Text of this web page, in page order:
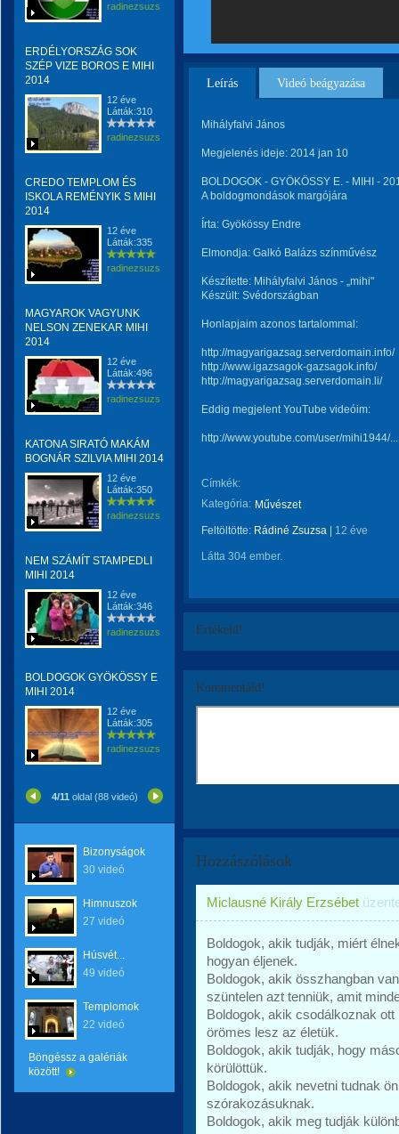
radinezsuzsa
ERDÉLYORSZÁG SOK
SZÉP VIZE BOROS E MIHI
2014
12 éve
Látták:310
radinezsuzsa
CREDO TEMPLOM ÉS
ISKOLA REMÉNYIK S MIHI
2014
12 éve
Látták:335
radinezsuzsa
MAGYAROK VAGYUNK
NELSON ZENEKAR MIHI
2014
12 éve
Látták:496
radinezsuzsa
KATONA SIRATÓ MAKÁM
BOGNÁR SZILVIA MIHI 2014
12 éve
Látták:350
radinezsuzsa
NEM SZÁMÍT STAMPEDLI
MIHI 2014
12 éve
Látták:346
radinezsuzsa
BOLDOGOK GYÖKÖSSY E
MIHI 2014
12 éve
Látták:305
radinezsuzsa
4/11 oldal (88 videó)
Bizonyságok
30 videó
Himnuszok
27 videó
Húsvét...
49 videó
Templomok
22 videó
Böngéssz a galériák
között!
Leírás Videó beágyazása
Mihályfalvi János
Megjelenés ideje: 2014 jan 10
BOLDOGOK - GYÖKÖSSY E. - MIHI -
A boldogmondások margójára
Írta: Gyökössy Endre
Elmondja: Galkó Balázs színművész
Készítette: Mihályfalvi János - „mihi"
Készült: Svédországban
Honlapjaim azonos tartalommal:
http://magyarigazsag.serverdomain.info/
http://www.igazsagok-gazsagok.info/
http://magyarigazsag.serverdomain.li/
Eddig megjelent YouTube videóim:
http://www.youtube.com/user/mihi1944/...
Címkék:
Kategória: Művészet
Feltöltötte: Rádiné Zsuzsa 12 éve
Látta 304 ember.
Értékeld!
Kommentáld!
Hozzászólások
Miclausné Király Erzsébet
Boldogok, akik tudják, miért
hogyan éljenek.
Boldogok, akik összhangban
szüntelen azt tenniük, amit
Boldogok, akik csodálkoznak
örömes lesz az életük.
Boldogok, akik tudják, hogy
körülöttük.
Boldogok, akik nevetni tudnak
szórakozásuknak.
Boldogok, akik meg tudják